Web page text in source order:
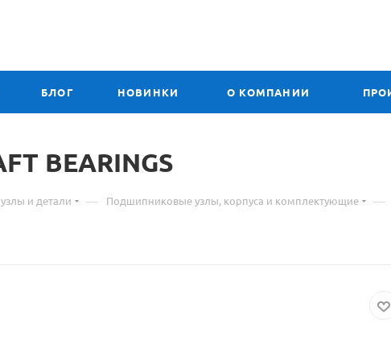
БЛОГ НОВИНКИ О КОМПАНИИ
BEARINGS
и детали — Подшипниковые узлы, корпуса и комплектующие —